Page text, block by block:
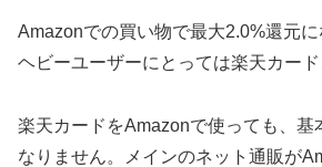
Amazonでの買い物で最大2.0%還元
ヘビーユーザーにとっては楽天カード
楽天カードをAmazonで使っても、基
なりません。メインのネット通販が